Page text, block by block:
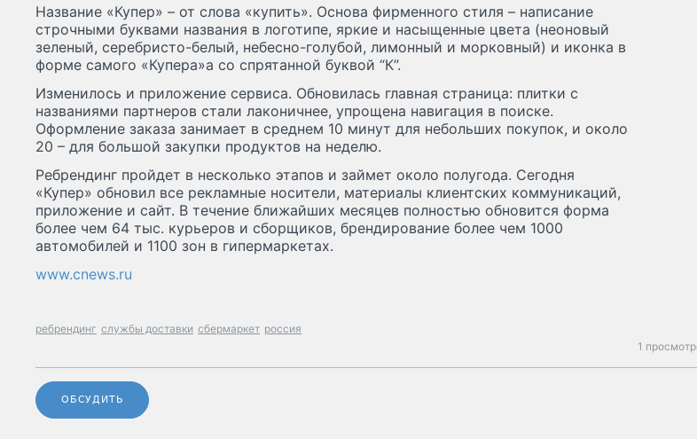
Название «Купер» – от слова «купить». Основа фирменного стиля – написание
строчными буквами названия в логотипе, яркие и насыщенные цвета (неоновый
зеленый, серебристо-белый, небесно-голубой, лимонный и морковный) и иконка в
форме самого «Купера»а со спрятанной буквой “К”.
Изменилось и приложение сервиса. Обновилась главная страница: плитки с
названиями партнеров стали лаконичнее, упрощена навигация в поиске.
Оформление заказа занимает в среднем 10 минут для небольших покупок, и около
20 – для большой закупки продуктов на неделю.
Ребрендинг пройдет в несколько этапов и займет около полугода. Сегодня
«Купер» обновил все рекламные носители, материалы клиентских коммуникаций,
приложение и сайт. В течение ближайших месяцев полностью обновится форма
более чем 64 тыс. курьеров и сборщиков, брендирование более чем 1000
автомобилей и 1100 зон в гипермаркетах.
www.cnews.ru
ребрендинг службы доставки сбермаркет россия
1
ОБСУДИТЬ